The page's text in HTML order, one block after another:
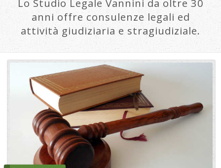
Lo Studio Legale Vannini da oltre 30
anni offre consulenze legali ed
attività giudiziaria e stragiudiziale.